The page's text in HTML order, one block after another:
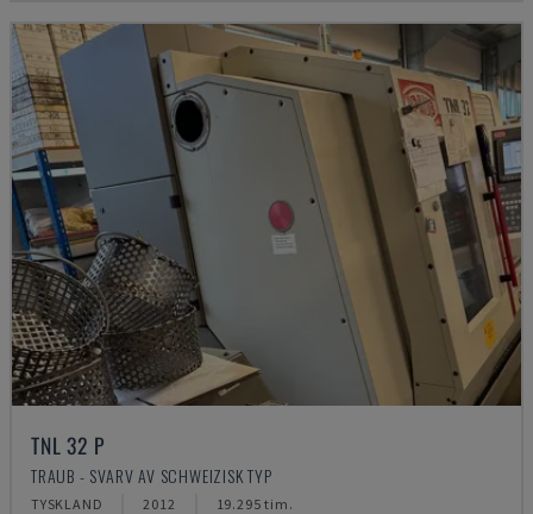
TNL 32 P
TRAUB - SVARV AV SCHWEIZISK TYP
TYSKLAND 2012 19.295 tim.